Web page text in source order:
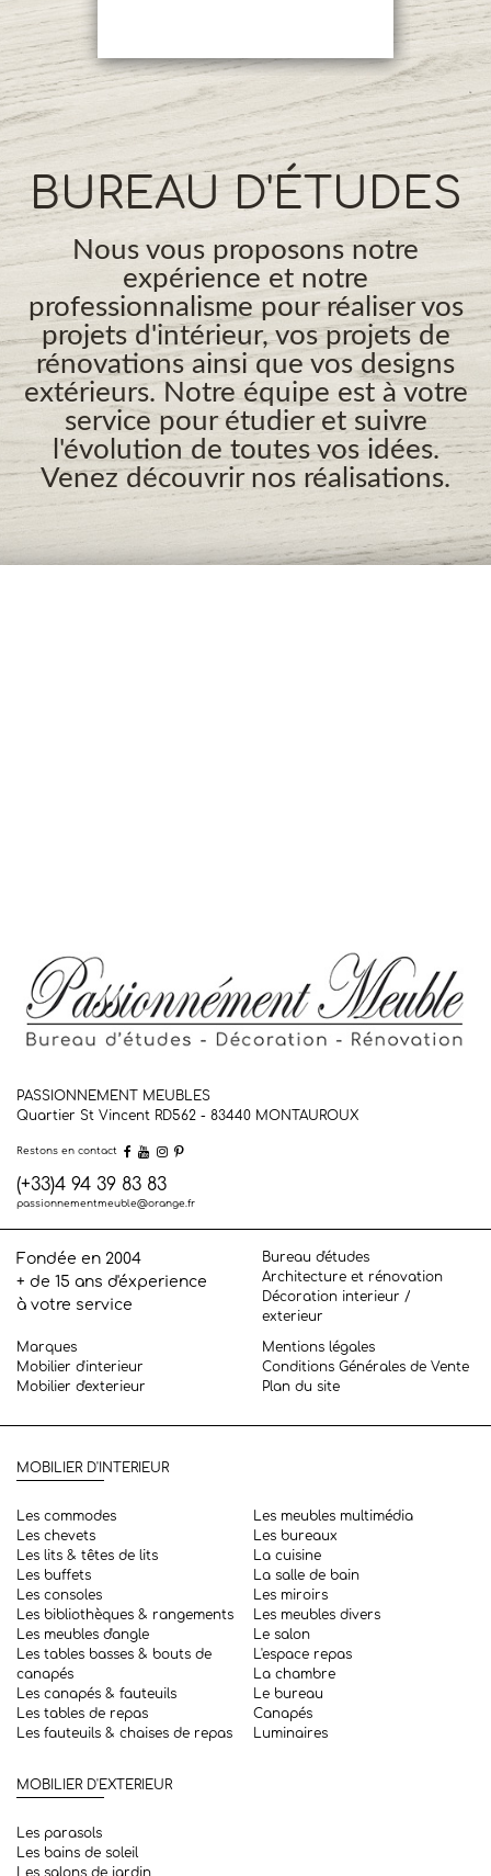
BUREAU D'ÉTUDES
Nous vous proposons notre
expérience et notre
professionnalisme pour réaliser vos
projets d'intérieur, vos projets de
rénovations ainsi que vos designs
extérieurs. Notre équipe est à votre
service pour étudier et suivre
l'évolution de toutes vos idées.
Venez découvrir nos réalisations.
PASSIONNEMENT MEUBLES
Quartier St Vincent RD562 - 83440 MONTAUROUX
Restons en contact
(+33)4 94 39 83 83
passionnementmeuble@orange.fr
Fondée en 2004
+ de 15 ans d'éxperience
à votre service
Bureau d'études
Architecture et rénovation
Décoration interieur /
exterieur
Marques
Mobilier d'interieur
Mobilier d'exterieur
Mentions légales
Conditions Générales de Vente
Plan du site
MOBILIER D'INTERIEUR
Les commodes
Les chevets
Les lits & têtes de lits
Les buffets
Les consoles
Les bibliothèques & rangements
Les meubles d'angle
Les tables basses & bouts de
canapés
Les canapés & fauteuils
Les tables de repas
Les fauteuils & chaises de repas
Les meubles multimédia
Les bureaux
La cuisine
La salle de bain
Les miroirs
Les meubles divers
Le salon
L'espace repas
La chambre
Le bureau
Canapés
Luminaires
MOBILIER D'EXTERIEUR
Les parasols
Les bains de soleil
Les salons de jardin